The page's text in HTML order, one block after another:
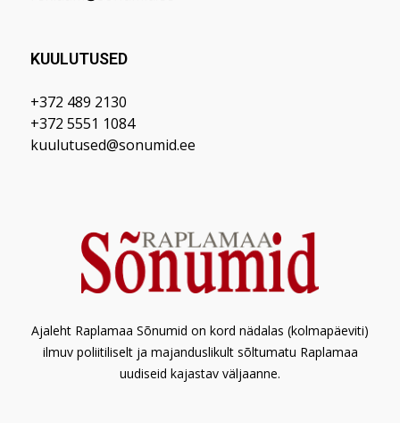
KUULUTUSED
+372 489 2130
+372 5551 1084
kuulutused@sonumid.ee
Ajaleht Raplamaa Sõnumid on kord nädalas (kolmapäeviti)
ilmuv poliitiliselt ja majanduslikult sõltumatu Raplamaa
uudiseid kajastav väljaanne.